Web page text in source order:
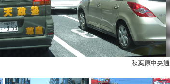
秋葉原中央